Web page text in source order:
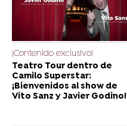
¡Contenido exclusivo!
Teatro Tour dentro de
Camilo Superstar:
¡Bienvenidos al show de
Vito Sanz y Javier Godino!